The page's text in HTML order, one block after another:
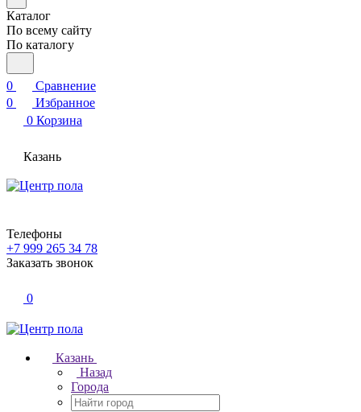
Каталог
По всему сайту
По каталогу
0
Сравнение
0
Избранное
0 Корзина
Казань
Телефоны
+7 999 265 34 78
Заказать звонок
0
Казань
Назад
Города